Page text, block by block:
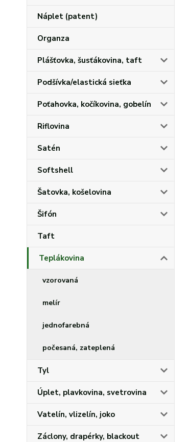
Náplet (patent)
Organza
Plášťovka, šusťákovina, taft
Podšívka/elastická sieťka
Poťahovka, kočíkovina, gobelín
Riflovina
Satén
Softshell
Šatovka, košelovina
Šifón
Taft
Teplákovina
vzorovaná
melír
jednofarebná
počesaná, zateplená
Tyl
Úplet, plavkovina, svetrovina
Vatelín, vlizelín, joko
Záclony, drapérky, blackout